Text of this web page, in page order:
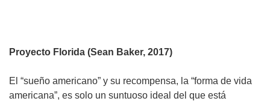
Proyecto Florida (Sean Baker, 2017)
El “sueño americano” y su recompensa, la “forma de vida
americana”, es solo un suntuoso ideal del que está